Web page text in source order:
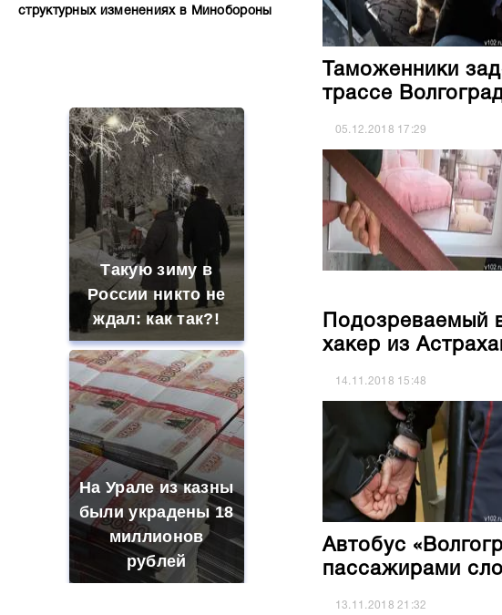
структурных изменениях в Минобороны
Такую зиму в
России никто не
ждал: как так?!
На Урале из казны
были украдены 18
миллионов
рублей
Таможенники
трассе
05.12.2018 17:29
Подозреваемый
хакер из
14.11.2018 15:48
Автобус
пассажирами
13.11.201821:32